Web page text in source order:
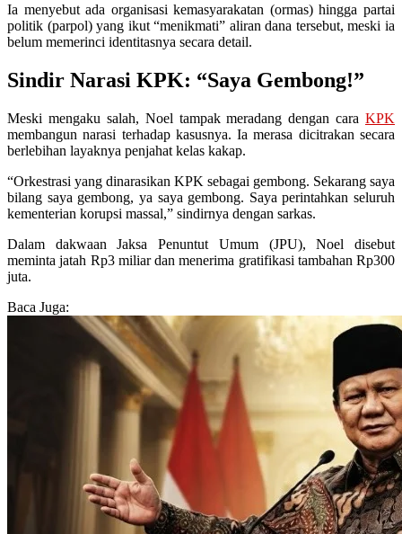
Ia menyebut ada organisasi kemasyarakatan (ormas) hingga partai
politik (parpol) yang ikut “menikmati” aliran dana tersebut, meski ia
belum memerinci identitasnya secara detail.
Sindir Narasi KPK: “Saya Gembong!”
Meski mengaku salah, Noel tampak meradang dengan cara KPK
membangun narasi terhadap kasusnya. Ia merasa dicitrakan secara
berlebihan layaknya penjahat kelas kakap.
“Orkestrasi yang dinarasikan KPK sebagai gembong. Sekarang saya
bilang saya gembong, ya saya gembong. Saya perintahkan seluruh
kementerian korupsi massal,” sindirnya dengan sarkas.
Dalam dakwaan Jaksa Penuntut Umum (JPU), Noel disebut
meminta jatah Rp3 miliar dan menerima gratifikasi tambahan Rp300
juta.
Baca Juga: